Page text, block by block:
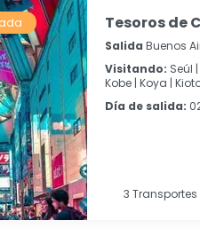
Tesoros de
Salida Buenos
Visitando: Seúl |
Kobe | Koya |
Día de salida:
3 Transportes